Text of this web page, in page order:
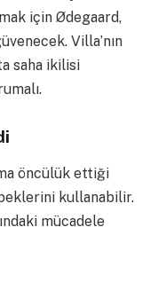
için Ødegaard,
Villa’nın
saha ikilisi
öncülük ettiği
beklerini kullanabilir.
mücadele